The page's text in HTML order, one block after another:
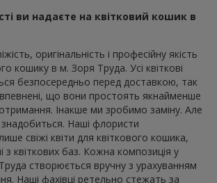
ви надаєте на квітковий кошик в
оригінальність і професійну якість
кошику в м. Зоря Труда. Усі квіткові
безпосередньо перед доставкою, так
що вони простоять якнайменше
Інакше ми зробимо заміну. Але
Наші флористи
свіжі квіти для квіткового кошика,
з квіткових баз. Кожна композиція у
створюється вручну з урахуванням
Наші фахівці ретельно стежать за